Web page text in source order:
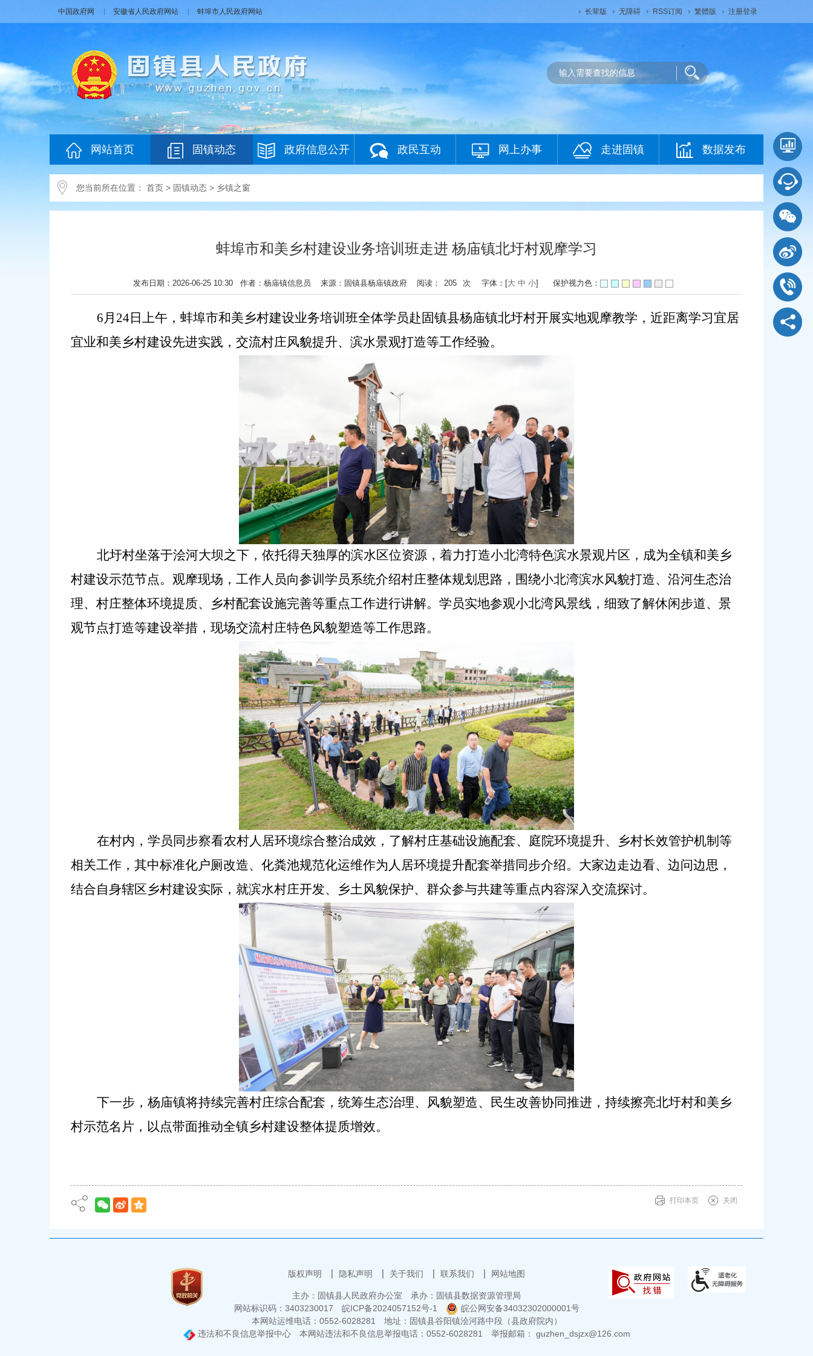
中国政府网 安徽省人民政府网站 蚌埠市人民政府网站 长辈版 无障碍 RSS订阅 繁體版 注册登录
网站首页 固镇动态 政府信息公开 政民互动 网上办事 走进固镇 数据发布
您当前所在位置： 首页 > 固镇动态 > 乡镇之窗
蚌埠市和美乡村建设业务培训班走进 杨庙镇北圩村观摩学习
发布日期：2026-06-25 10:30 作者：杨庙镇信息员 来源：固镇县杨庙镇政府 阅读： 205 次 字体：[大 中 小] 保护视力色：
6月24日上午，蚌埠市和美乡村建设业务培训班全体学员赴固镇县杨庙镇北圩村开展实地观摩教学，近距离学习宜居
宜业和美乡村建设先进实践，交流村庄风貌提升、滨水景观打造等工作经验。
北圩村坐落于浍河大坝之下，依托得天独厚的滨水区位资源，着力打造小北湾特色滨水景观片区，成为全镇和美乡
村建设示范节点。观摩现场，工作人员向参训学员系统介绍村庄整体规划思路，围绕小北湾滨水风貌打造、沿河生态治
理、村庄整体环境提质、乡村配套设施完善等重点工作进行讲解。学员实地参观小北湾风景线，细致了解休闲步道、景
观节点打造等建设举措，现场交流村庄特色风貌塑造等工作思路。
在村内，学员同步察看农村人居环境综合整治成效，了解村庄基础设施配套、庭院环境提升、乡村长效管护机制等
相关工作，其中标准化户厕改造、化粪池规范化运维作为人居环境提升配套举措同步介绍。大家边走边看、边问边思，
结合自身辖区乡村建设实际，就滨水村庄开发、乡土风貌保护、群众参与共建等重点内容深入交流探讨。
下一步，杨庙镇将持续完善村庄综合配套，统筹生态治理、风貌塑造、民生改善协同推进，持续擦亮北圩村和美乡
村示范名片，以点带面推动全镇乡村建设整体提质增效。
打印本页 关闭
版权声明 隐私声明 关于我们 联系我们 网站地图
主办：固镇县人民政府办公室
承办：固镇县数据资源管理局
网站标识码：3403230017
皖ICP备2024057152号-1
皖公网安备34032302000001号
本网站运维电话：0552-6028281
地址：固镇县谷阳镇浍河路中段（县政府院内）
违法和不良信息举报中心
本网站违法和不良信息举报电话：0552-6028281 举报邮箱： guzhen_dsjzx@126.com